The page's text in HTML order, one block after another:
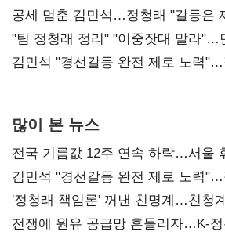
공세 멈춘 김민석…정청래 "갈등은
"팀 정청래 정리" "이중잣대 말라"…
다툼 격화
김민석 "경선갈등 완전 제로 노력
많이 본 뉴스
전국 기름값 12주 연속 하락…서울
김민석 "경선갈등 완전 제로 노력
사과부터"
'정청래 책임론' 꺼낸 친명계…친청
때리기
전쟁에 원유 공급망 흔들리자…K-